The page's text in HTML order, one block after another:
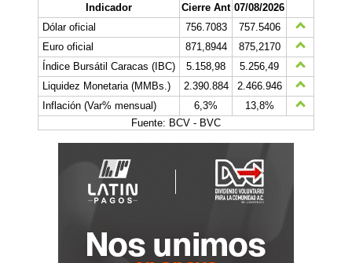
Indicador Cierre Ant 07/08/2026
Dólar oficial
756.7083
757.5406
Euro oficial
871,8944
875,2170
Índice Bursátil Caracas (IBC)
5.158,98
5.256,49
Liquidez Monetaria (MMBs.)
2.390.884
2.466.946
Inflación (Var% mensual)
6,3%
13,8%
Fuente: BCV - BVC